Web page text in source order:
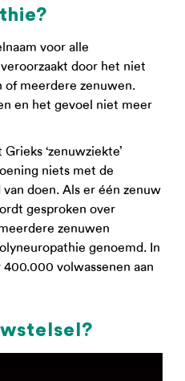
voor alle
door het niet
of meerdere zenuwen.
en het gevoel niet meer
‘zenuwziekte’
niets met de
doen. Als er één zenuw
gesproken over
zenuwen
genoemd. In
volwassenen aan